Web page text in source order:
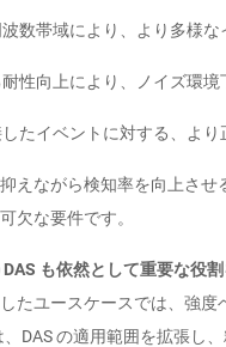
数帯域により、より多様
性向上により、ノイズ環境
たイベントに対する、よ
えながら検知率を向上さ
欠な要件です。
DAS も依然として重要な役
たユースケースでは、強
DASの適用範囲を拡張し